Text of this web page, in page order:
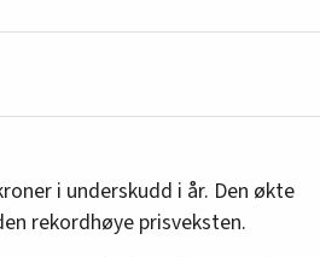
i underskudd i år. Den økte
rekordhøye prisveksten.